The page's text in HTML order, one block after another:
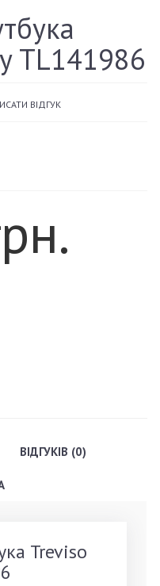
TL141986
ВІДГУК
ВІДГУКІВ (0)
Treviso